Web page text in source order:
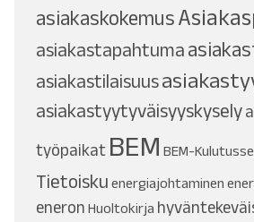
asiakaskokemus
asiakastapahtuma
asiakastilaisuus
asiakastyytyväisyyskysely
työpaikat BEM BEM-
Tietoisku energiajohtaminen
eneron Huoltokirja